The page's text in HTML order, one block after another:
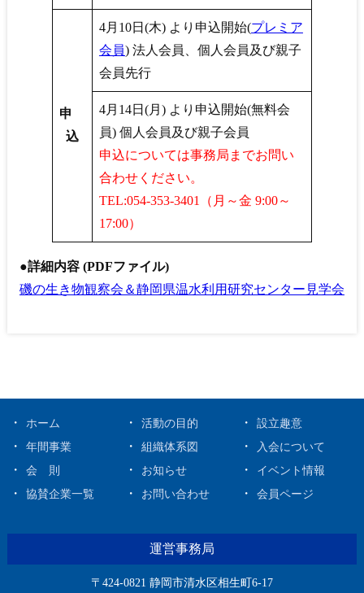
申
込
4月10日(木) より申込開始(プレミア
会員) 法人会員、個人会員及び親子
会員先行
4月14日(月) より申込開始(無料会
員) 個人会員及び親子会員
申込については事務局までお問い
合わせください。
TEL:054-353-3401（月～金 9:00～
17:00）
●詳細内容 (PDFファイル)
磯の生き物観察会＆静岡県温水利用研究センター見学会
ホーム 活動の目的
設立趣意
年間事業
組織体系図
入会について
会 則
お知らせ
イベント情報
協賛企業一覧
お問い合わせ 会員ページ
運営事務局
〒424-0821 静岡市清水区相生町6-17